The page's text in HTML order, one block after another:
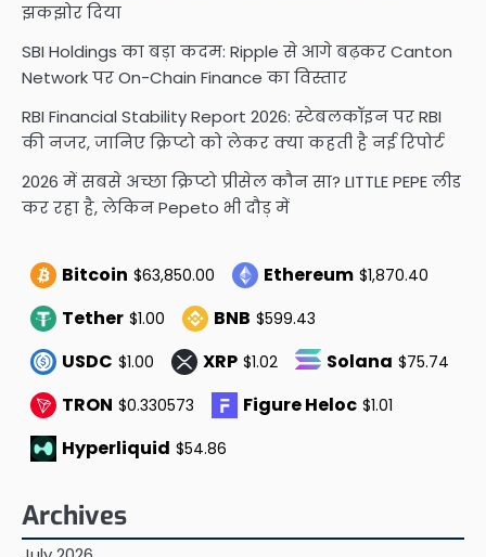
झकझोर दिया
SBI Holdings का बड़ा कदम: Ripple से आगे बढ़कर Canton
Network पर On-Chain Finance का विस्तार
RBI Financial Stability Report 2026: स्टेबलकॉइन पर RBI
की नजर, जानिए क्रिप्टो को लेकर क्या कहती है नई रिपोर्ट
2026 में सबसे अच्छा क्रिप्टो प्रीसेल कौन सा? LITTLE PEPE लीड
कर रहा है, लेकिन Pepeto भी दौड़ में
Bitcoin $63,850.00 Ethereum $1,870.40
Tether $1.00 BNB $599.43
USDC $1.00 XRP $1.02 Solana $75.74
TRON $0.330573 Figure Heloc $1.01
Hyperliquid $54.86
Archives